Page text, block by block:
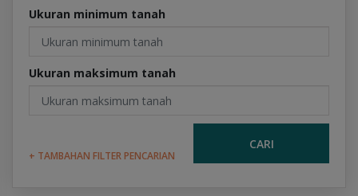
Ukuran minimum tanah
Ukuran maksimum tanah
+ TAMBAHAN FILTER PENCARIAN
CARI